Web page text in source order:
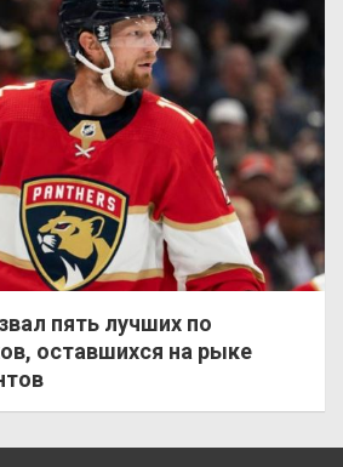
пять лучших по
оставшихся на рыке